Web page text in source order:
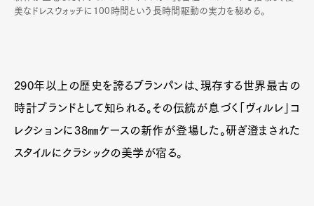
美なドレスウォッチに100時間という長時間駆動の実力を秘める。
290年以上の歴史を誇るブランパンは、現存する世界最古の
時計ブランドとして知られる。その伝統が息づく「ヴィルレ」コ
レクションに38㎜ケースの新作が登場した。研ぎ澄まされた
スタイルにクラシックの美学が宿る。